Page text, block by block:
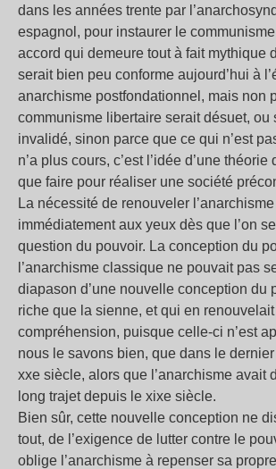
dans les années trente par
espagnol, pour instaurer le
accord qui demeure tout à fait mythique
serait bien peu conforme aujourd’hui à
anarchisme postfondationnel, mais non
communisme libertaire serait désuet, ou
invalidé, sinon parce que ce qui n’est
n’a plus cours, c’est l’idée d’une
que faire pour réaliser une société
La nécessité de renouveler
immédiatement aux yeux dès que l’on
question du pouvoir. La conception du
l’anarchisme classique ne pouvait pas
diapason d’une nouvelle conception du
riche que la sienne, et qui en
compréhension, puisque celle-ci n’est
nous le savons bien, que dans le
xxe siècle, alors que l’anarchisme avait
long trajet depuis le xixe siècle.
Bien sûr, cette nouvelle conception ne
tout, de l’exigence de lutter contre le
oblige l’anarchisme à repenser sa